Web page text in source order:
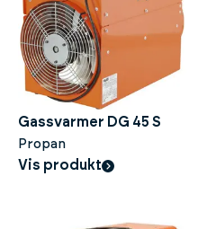
Gassvarmer DG 45 S
Propan
Vis produkt